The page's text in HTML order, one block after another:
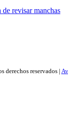
revisar manchas
derechos reservados |